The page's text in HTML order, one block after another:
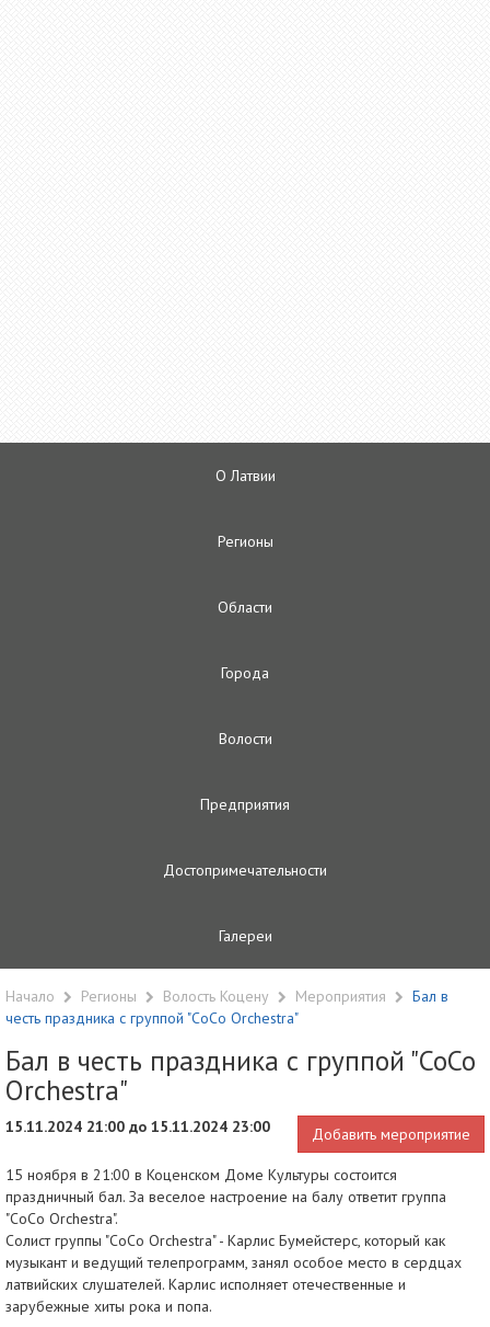
О Латвии
Регионы
Oбласти
Городa
Волости
Предприятия
Достопримечательности
Галереи
Начало Регионы Волость Коцену Мероприятия
Бал в
честь праздника с группой "CoCo Orchestra"
Бал в честь праздника с группой "CoCo
Orchestra"
15.11.2024 21:00 до 15.11.2024 23:00 Добавить мероприятие
15 ноября в 21:00 в Коценском Доме Культуры состоится
праздничный бал. За веселое настроение на балу ответит группа
"CoCo Orchestra".
Солист группы "CoCo Orchestra" - Карлис Бумейстерс, который как
музыкант и ведущий телепрограмм, занял особое место в сердцах
латвийских слушателей. Карлис исполняет отечественные и
зарубежные хиты рока и попа.